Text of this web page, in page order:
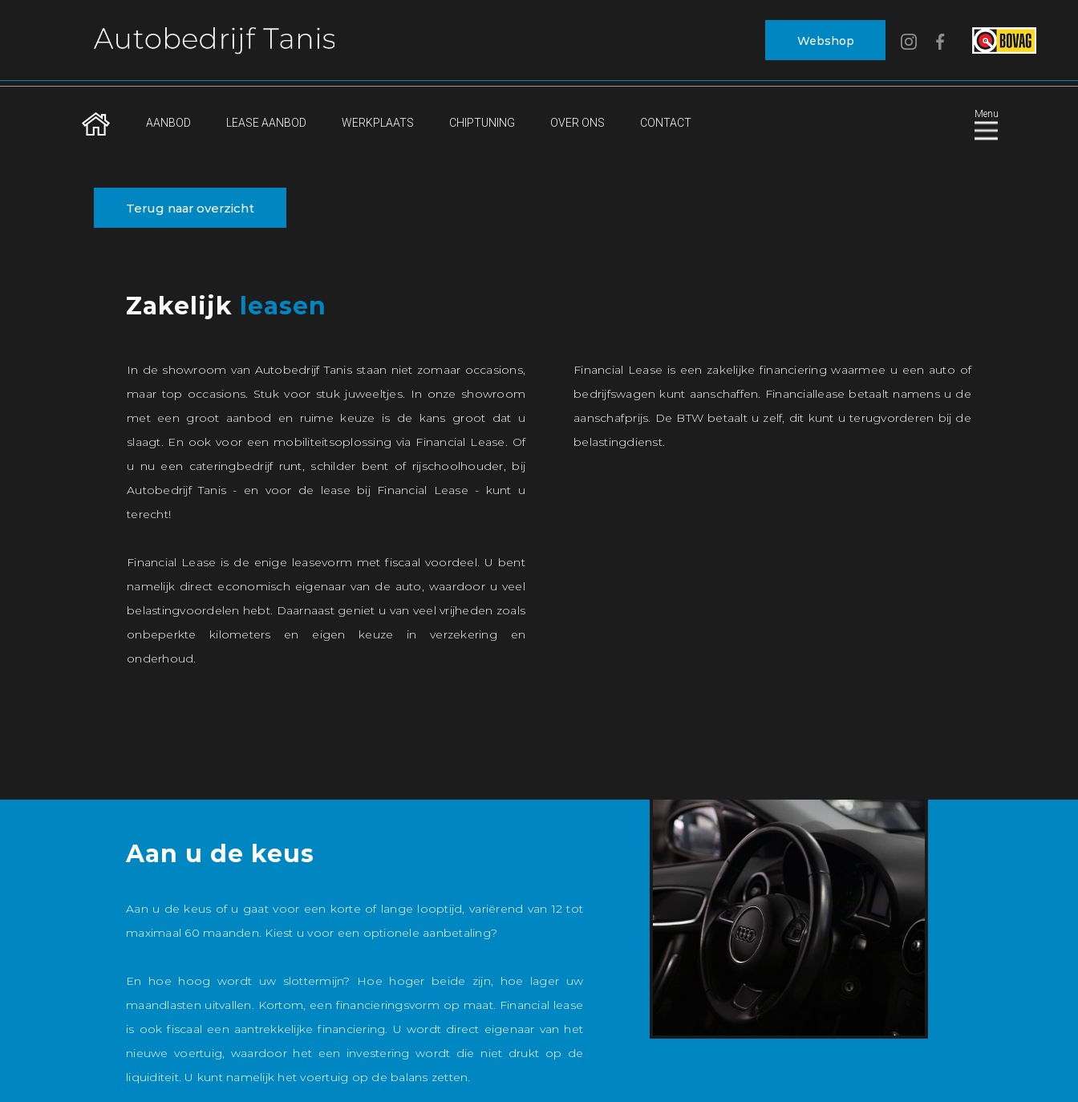
Webshop
AANBOD LEASE AANBOD WERKPLAATS CHIPTUNING OVER ONS CONTACT
Menu
Terug naar overzicht
Zakelijk leasen
In de showroom van Autobedrijf Tanis staan niet zomaar occasions,
maar top occasions. Stuk voor stuk juweeltjes. In onze showroom
met een groot aanbod en ruime keuze is de kans groot dat u
slaagt. En ook voor een mobiliteitsoplossing via Financial Lease. Of
u nu een cateringbedrijf runt, schilder bent of rijschoolhouder, bij
Autobedrijf Tanis - en voor de lease bij Financial Lease - kunt u
terecht!
Financial Lease is de enige leasevorm met fiscaal voordeel. U bent
namelijk direct economisch eigenaar van de auto, waardoor u veel
belastingvoordelen hebt. Daarnaast geniet u van veel vrijheden zoals
onbeperkte kilometers en eigen keuze in verzekering en
onderhoud.
Financial Lease is een zakelijke financiering waarmee u een auto of
bedrijfswagen kunt aanschaffen. Financiallease betaalt namens u de
aanschafprijs. De BTW betaalt u zelf, dit kunt u terugvorderen bij de
belastingdienst.
Aan u de keus
Aan u de keus of u gaat voor een korte of lange looptijd, variërend van 12 tot
maximaal 60 maanden. Kiest u voor een optionele aanbetaling?
En hoe hoog wordt uw slottermijn? Hoe hoger beide zijn, hoe lager uw
maandlasten uitvallen. Kortom, een financieringsvorm op maat. Financial lease
is ook fiscaal een aantrekkelijke financiering. U wordt direct eigenaar van het
nieuwe voertuig, waardoor het een investering wordt die niet drukt op de
liquiditeit. U kunt namelijk het voertuig op de balans zetten.